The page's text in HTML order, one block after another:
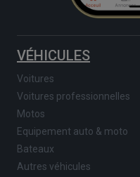
VÉHICULES
Voitures
Voitures professionnelles
Motos
Equipement auto & moto
Bateaux
Autres véhicules